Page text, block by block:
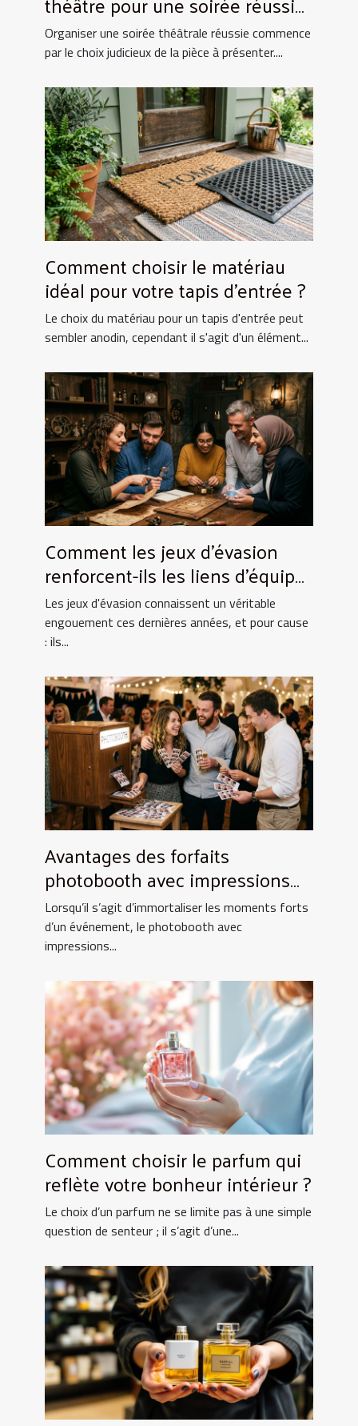
?
Organiser une soirée théâtrale réussie commence
par le choix judicieux de la pièce à présenter....
Comment choisir le matériau
idéal pour votre tapis d'entrée ?
Le choix du matériau pour un tapis d'entrée peut
sembler anodin, cependant il s'agit d'un élément...
Comment les jeux d'évasion
renforcent-ils les liens d'équipe
?
Les jeux d'évasion connaissent un véritable
engouement ces dernières années, et pour cause
: ils...
Avantages des forfaits
photobooth avec impressions
illimitées
Lorsqu’il s’agit d’immortaliser les moments forts
d’un événement, le photobooth avec
impressions...
Comment choisir le parfum qui
reflète votre bonheur intérieur ?
Le choix d’un parfum ne se limite pas à une simple
question de senteur ; il s’agit d’une...